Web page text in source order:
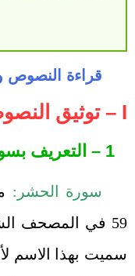
قراءة النصوص
I – توثيق النصوص والتعريف بها:
1 – التعريف بسورة الحشر:
سورة الحشر:
59 في المصحف
سميت بهذا الاسم